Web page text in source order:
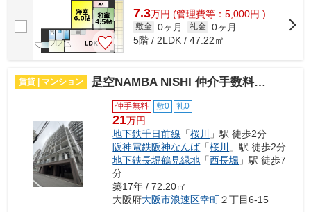
7.3万円 (管理費等：5,000円 )
敷金 0ヶ月 礼金 0ヶ月
5階 / 2LDK / 47.22㎡
賃貸 | マンション 是空NAMBA NISHI 仲介手数料無料
仲手無料 敷0 礼0
21万円
地下鉄千日前線 「桜川
」駅 徒歩2分
阪神電鉄阪神なんば「桜川
」駅 徒歩2分
地下鉄長堀鶴見緑地 「西長堀 」駅 徒歩7
分
築17年 / 72.20㎡
大阪府大阪市浪速区幸町２丁目6-15